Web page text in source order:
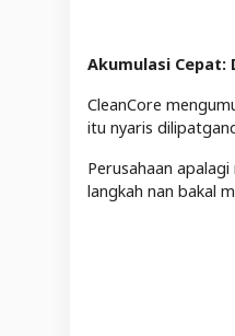
Akumulasi Cepat:
CleanCore
itu nyaris
Perusahaan
langkah nan bakal